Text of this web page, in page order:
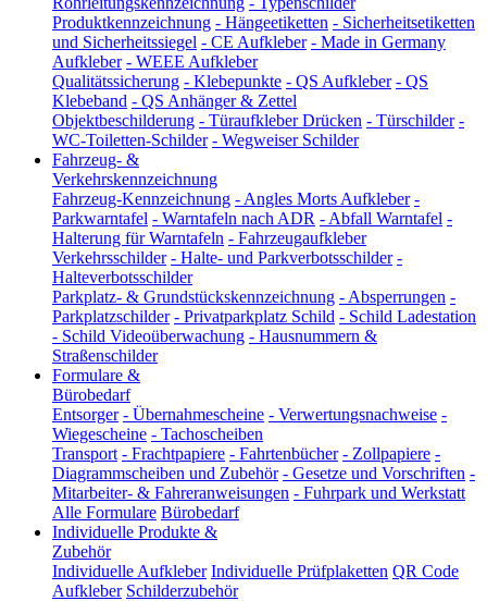
Produktkennzeichnung - Hängeetiketten - Sicherheitsetiketten
und Sicherheitssiegel - CE Aufkleber - Made in Germany
Aufkleber - WEEE Aufkleber
Qualitätssicherung - Klebepunkte - QS Aufkleber - QS
Klebeband - QS Anhänger & Zettel
Objektbeschilderung - Türaufkleber Drücken - Türschilder -
WC-Toiletten-Schilder - Wegweiser Schilder
Fahrzeug- &
Verkehrskennzeichnung
Fahrzeug-Kennzeichnung - Angles Morts Aufkleber -
Parkwarntafel - Warntafeln nach ADR - Abfall Warntafel -
Halterung für Warntafeln - Fahrzeugaufkleber
Verkehrsschilder - Halte- und Parkverbotsschilder -
Halteverbotsschilder
Parkplatz- & Grundstückskennzeichnung - Absperrungen -
Parkplatzschilder - Privatparkplatz Schild - Schild Ladestation
- Schild Videoüberwachung - Hausnummern &
Straßenschilder
Formulare &
Bürobedarf
Entsorger - Übernahmescheine - Verwertungsnachweise -
Wiegescheine - Tachoscheiben
Transport - Frachtpapiere - Fahrtenbücher - Zollpapiere -
Diagrammscheiben und Zubehör - Gesetze und Vorschriften -
Mitarbeiter- & Fahreranweisungen - Fuhrpark und Werkstatt
Alle Formulare Bürobedarf
Individuelle Produkte &
Zubehör
Individuelle Aufkleber Individuelle Prüfplaketten QR Code
Aufkleber Schilderzubehör